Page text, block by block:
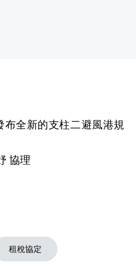
全新的支柱二避風港規
協理
租稅協定